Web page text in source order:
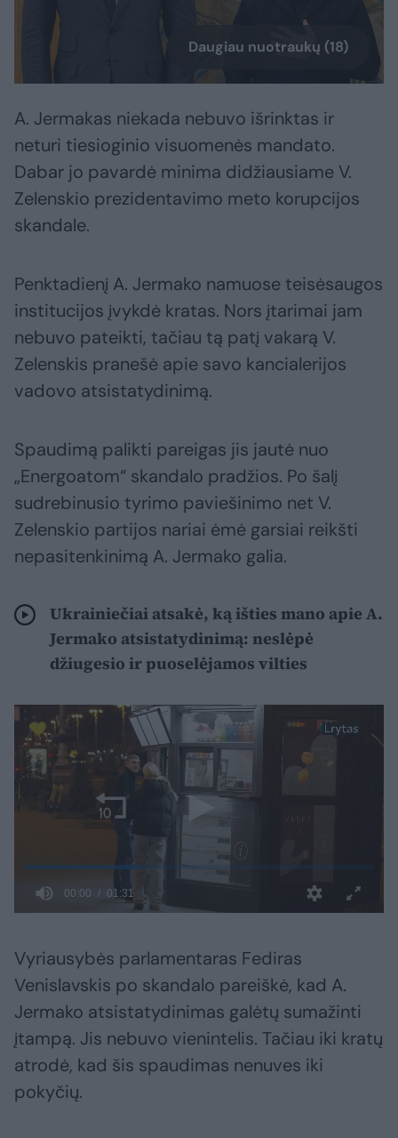
Daugiau nuotraukų (18)
A. Jermakas niekada nebuvo išrinktas ir
neturi tiesioginio visuomenės mandato.
Dabar jo pavardė minima didžiausiame V.
Zelenskio prezidentavimo meto korupcijos
skandale.
Penktadienį A. Jermako namuose teisėsaugos
institucijos įvykdė kratas. Nors įtarimai jam
nebuvo pateikti, tačiau tą patį vakarą V.
Zelenskis pranešė apie savo kancialerijos
vadovo atsistatydinimą.
Spaudimą palikti pareigas jis jautė nuo
„Energoatom“ skandalo pradžios. Po šalį
sudrebinusio tyrimo paviešinimo net V.
Zelenskio partijos nariai ėmė garsiai reikšti
nepasitenkinimą A. Jermako galia.
Ukrainiečiai atsakė, ką išties mano apie A.
Jermako atsistatydinimą: neslėpė
džiugesio ir puoselėjamos vilties
Vyriausybės parlamentaras Fediras
Venislavskis po skandalo pareiškė, kad A.
Jermako atsistatydinimas galėtų sumažinti
įtampą. Jis nebuvo vienintelis. Tačiau iki kratų
atrodė, kad šis spaudimas nenuves iki
pokyčių.